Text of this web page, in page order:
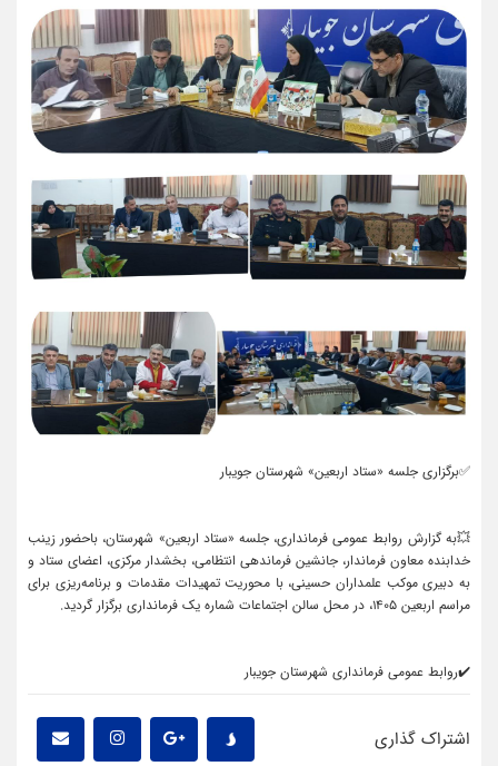
✅برگزاری جلسه «ستاد اربعین» شهرستان جویبار
💥به گزارش روابط عمومی فرمانداری، جلسه «ستاد اربعین» شهرستان، باحضور زینب
خدابنده معاون فرماندار، جانشین فرماندهی انتظامی، بخشدار مرکزی، اعضای ستاد و
به دبیری موکب علمداران حسینی، با محوریت تمهیدات مقدمات و برنامه‌ریزی برای
مراسم اربعین ۱۴۰۵، در محل سالن اجتماعات شماره یک فرمانداری برگزار گردید.
✔️روابط عمومی فرمانداری شهرستان جویبار
اشتراک گذاری